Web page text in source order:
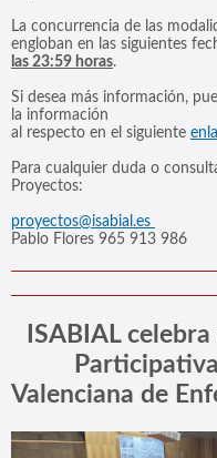
La concurrencia de las
engloban en las siguientes
las 23:59 horas.
Si desea más información,
la información
al respecto en el siguiente
Para cualquier duda o
Proyectos:
proyectos@isabial.es
Pablo Flores 965 913 986
ISABIAL celebra
Valenciana de